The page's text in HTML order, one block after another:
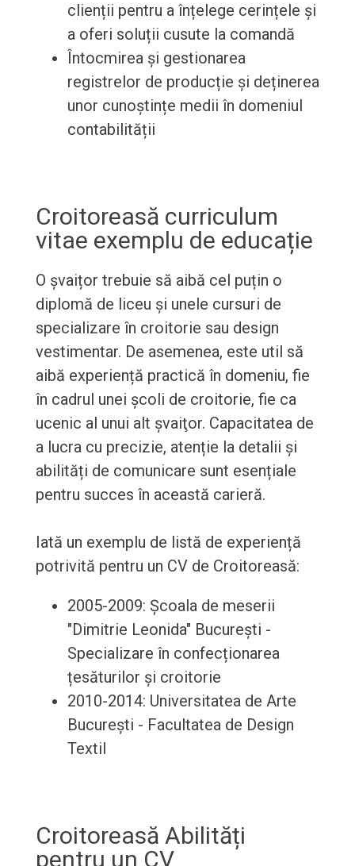
clienții pentru a înțelege cerințele și
a oferi soluții cusute la comandă
Întocmirea și gestionarea
registrelor de producție și deținerea
unor cunoștințe medii în domeniul
contabilității
Croitoreasă curriculum
vitae exemplu de educație
O şvaițor trebuie să aibă cel puțin o
diplomă de liceu și unele cursuri de
specializare în croitorie sau design
vestimentar. De asemenea, este util să
aibă experiență practică în domeniu, fie
în cadrul unei școli de croitorie, fie ca
ucenic al unui alt şvaiţor. Capacitatea de
a lucra cu precizie, atenție la detalii și
abilități de comunicare sunt esențiale
pentru succes în această carieră.
Iată un exemplu de listă de experiență
potrivită pentru un CV de Croitoreasă:
2005-2009: Școala de meserii
"Dimitrie Leonida" București -
Specializare în confecționarea
țesăturilor și croitorie
2010-2014: Universitatea de Arte
București - Facultatea de Design
Textil
Croitoreasă Abilități
pentru un CV